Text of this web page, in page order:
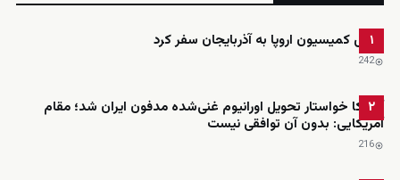
۱
رئیس کمیسیون اروپا به آذربایجان سفر کرد
242
۲
آمریکا خواستار تحویل اورانیوم غنی‌شده مدفون ایران شد؛ مقام
آمریکایی: بدون آن توافقی نیست
216